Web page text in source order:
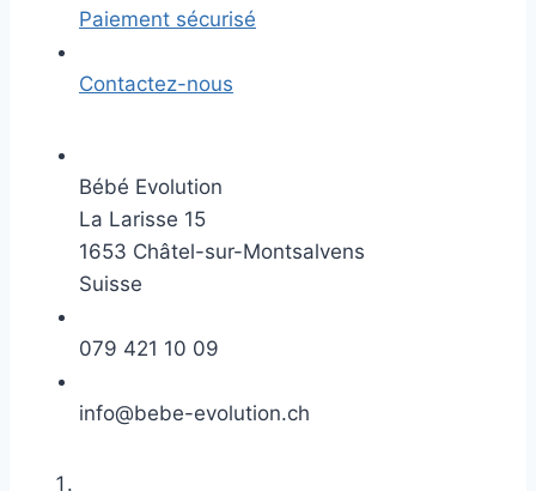
Paiement sécurisé
Contactez-nous
Bébé Evolution
La Larisse 15
1653 Châtel-sur-Montsalvens
Suisse
079 421 10 09
info@bebe-evolution.ch